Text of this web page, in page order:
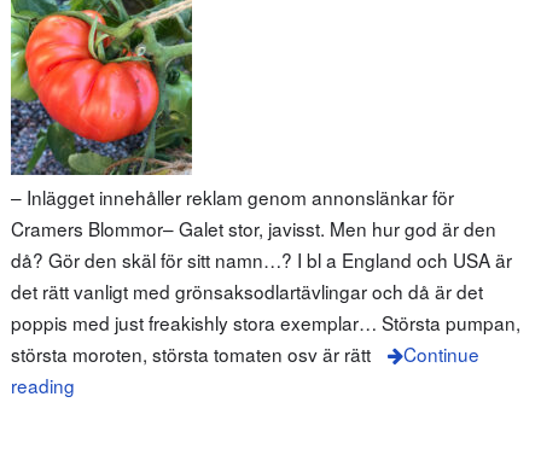
– Inlägget innehåller reklam genom annonslänkar för
Cramers Blommor– Galet stor, javisst. Men hur god är den
då? Gör den skäl för sitt namn…? I bl a England och USA är
det rätt vanligt med grönsaksodlartävlingar och då är det
poppis med just freakishly stora exemplar… Största pumpan,
största moroten, största tomaten osv är rätt
Continue
reading